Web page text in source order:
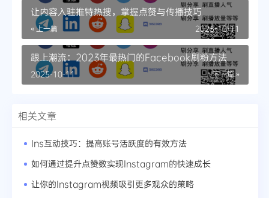
让内容入驻推特热搜，掌握点赞与传播技巧
« 上一篇 2025-10-11
跟上潮流：2023年最热门的Facebook刷粉方法
下一篇 »
2025-10-11
相关文章
Ins互动技巧：提高账号活跃度的有效方法
如何通过提升点赞数实现Instagram的快速成长
让你的Instagram视频吸引更多观众的策略